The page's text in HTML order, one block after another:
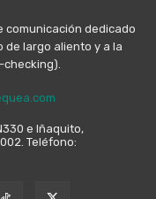
comunicación dedicado
de largo aliento y a la
e Iñaquito,
Teléfono: